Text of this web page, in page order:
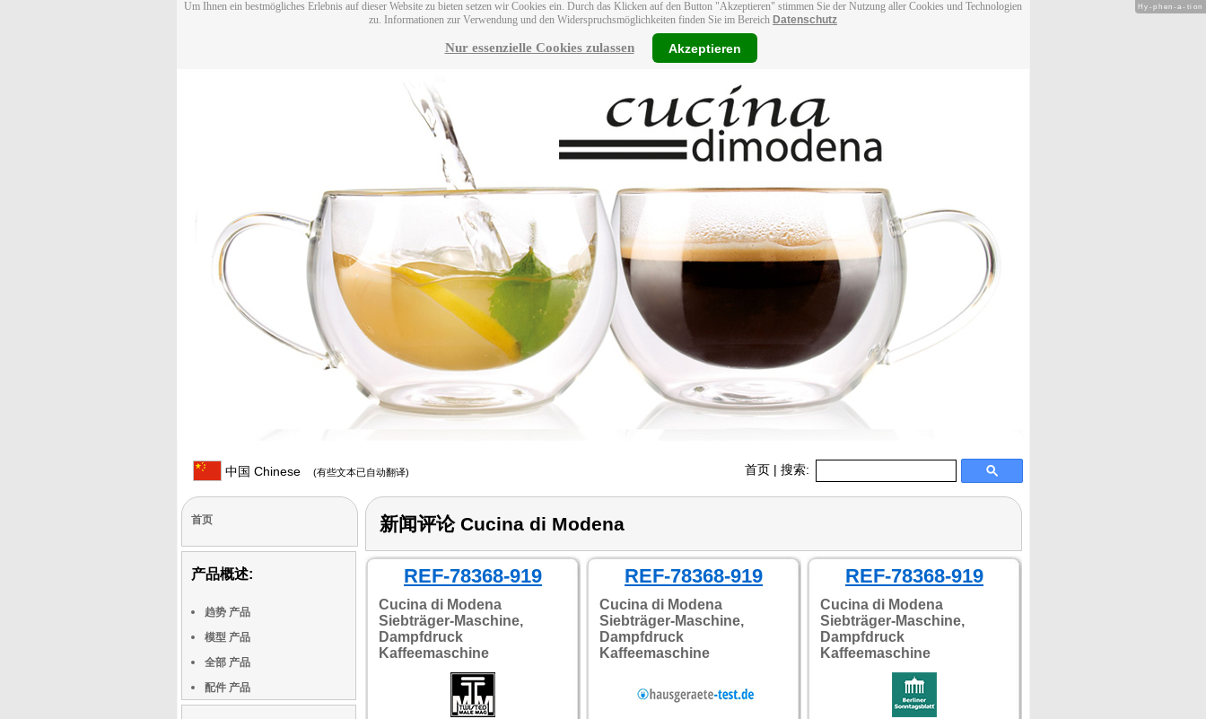
Um Ihnen ein bestmögliches Erlebnis auf dieser Website zu bieten setzen wir Cookies ein. Durch das Klicken auf den Button "Akzeptieren" stimmen Sie der Nutzung aller Cookies und Technologien
zu. Informationen zur Verwendung und den Widerspruchsmöglichkeiten finden Sie im Bereich Datenschutz
Nur essenzielle Cookies zulassen Akzeptieren
中国 Chinese (有些文本已自动翻译) 首页 | 搜索:
首页
产品概述:
趋势 产品
模型 产品
全部 产品
配件 产品
新闻评论 Cucina di Modena
REF-78368-919
Cucina di Modena
Siebträger-Maschine,
Dampfdruck
Kaffeemaschine
REF-78368-919
Cucina di Modena
Siebträger-Maschine,
Dampfdruck
Kaffeemaschine
REF-78368-919
Cucina di Modena
Siebträger-Maschine,
Dampfdruck
Kaffeemaschine
Hy-phen-a-tion